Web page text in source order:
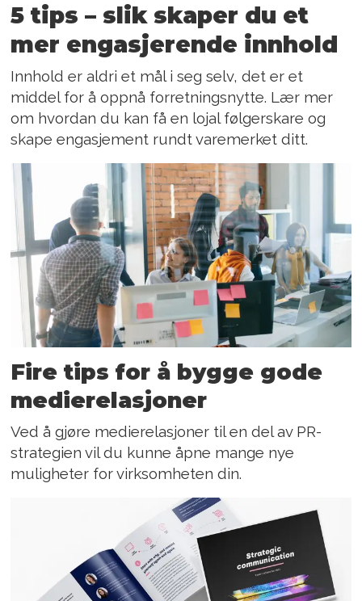
5 tips – slik skaper du et
mer engasjerende innhold
Innhold er aldri et mål i seg selv, det er et
middel for å oppnå forretningsnytte. Lær mer
om hvordan du kan få en lojal følgerskare og
skape engasjement rundt varemerket ditt.
Fire tips for å bygge gode
medierelasjoner
Ved å gjøre medierelasjoner til en del av PR-
strategien vil du kunne åpne mange nye
muligheter for virksomheten din.